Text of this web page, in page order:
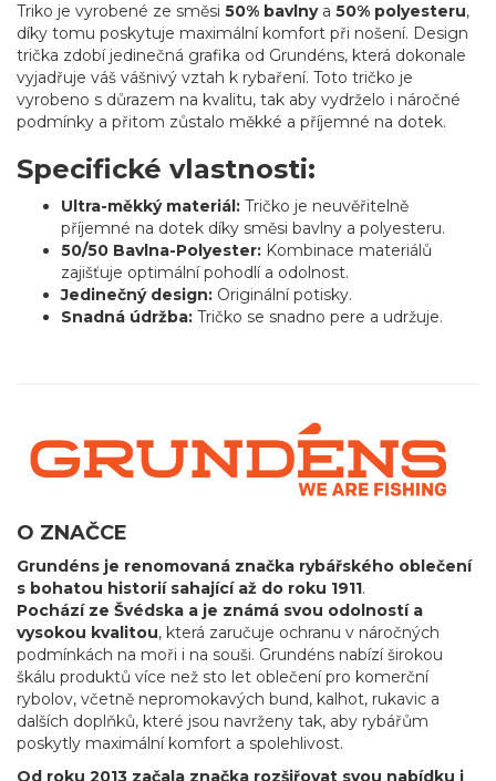
Triko je vyrobené ze směsi 50% bavlnya 50% polyesteru,
díky tomu poskytuje maximální komfort při nošení. Design
trička zdobí jedinečná grafika od Grundéns, která dokonale
vyjadřuje váš vášnivý vztah k rybaření. Toto tričko je
vyrobeno s důrazem na kvalitu, tak aby vydrželo i náročné
podmínky a přitom zůstalo měkké a příjemné na dotek.
Specifické vlastnosti:
Ultra-měkký materiál: Tričko je neuvěřitelně
příjemné na dotek díky směsi bavlny a polyesteru.
50/50 Bavlna-Polyester: Kombinace materiálů
zajišťuje optimální pohodlí a odolnost.
Jedinečný design: Originální potisky.
Snadná údržba: Tričko se snadno pere a udržuje.
O ZNAČCE
Grundéns je renomovaná značka rybářského oblečení
s bohatou historií sahající až do roku 1911.
Pochází ze Švédska a je známá svou odolností a
vysokou kvalitou, která zaručuje ochranu v náročných
podmínkách na moři i na souši. Grundéns nabízí širokou
škálu produktů více než sto let oblečení pro komerční
rybolov, včetně nepromokavých bund, kalhot, rukavic a
dalších doplňků, které jsou navrženy tak, aby rybářům
poskytly maximální komfort a spolehlivost.
Od roku 2013 začala značka rozšiřovat svou nabídku i